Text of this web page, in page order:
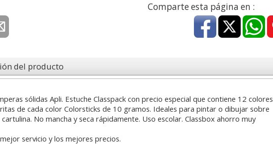
Comparte esta página en :
del producto
sólidas Apli. Estuche Classpack con precio especial que contiene 12 colores
de cada color Colorsticks de 10 gramos. Ideales para pintar o dibujar sobre
No mancha y seca rápidamente. Uso escolar. Classbox ahorro muy
servicio y los mejores precios.
302XL Tricolor alta
capacidad deskjet
desde:37,87 €
45,82 con Iva
desde:56,62 €
68,51 con Iva
grafito
desde:0,89 €
1,08 con Iva